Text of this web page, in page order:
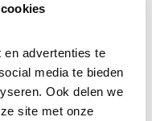
en advertenties te
media te bieden
Ook delen we
site met onze